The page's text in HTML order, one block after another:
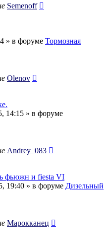
Semenoff
» в форуме Тормозная
Olenov
14:15 » в форуме
Andrey_083
фьюжн и fiesta VI
19:40 » в форуме Дизельный
Марокканец